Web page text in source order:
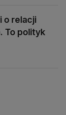
o relacji
To polityk